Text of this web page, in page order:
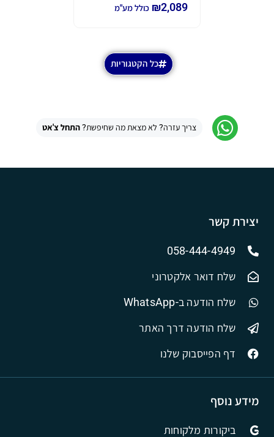
₪2,089 כולל מע"מ
כל הקטגוריות
צריך עזרה? לא מצאת מה שחיפשת?התחל צ'אט
מידע נוסף
ביקורות מלקוחות
יצירת קשר
058-444-4949
שלח דואר אלקטרוני
שלח הודעה ב-WhatsApp
שלח הודעה דרך האתר
דף הפייסבוק שלנו